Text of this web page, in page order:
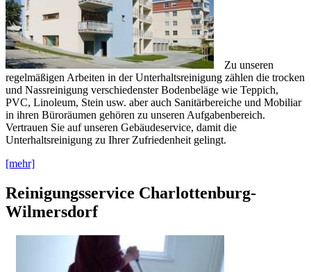
Zu unseren
regelmäßigen Arbeiten in der Unterhaltsreinigung zählen die trocken
und Nassreinigung verschiedenster Bodenbeläge wie Teppich,
PVC, Linoleum, Stein usw. aber auch Sanitärbereiche und Mobiliar
in ihren Büroräumen gehören zu unseren Aufgabenbereich.
Vertrauen Sie auf unseren Gebäudeservice, damit die
Unterhaltsreinigung zu Ihrer Zufriedenheit gelingt.
[mehr]
Reinigungsservice Charlottenburg-
Wilmersdorf